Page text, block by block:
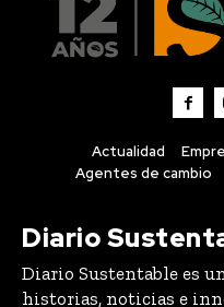
Actualidad
Agentes de cambio
Diario
Diario Sustentable es
historias, noticias e